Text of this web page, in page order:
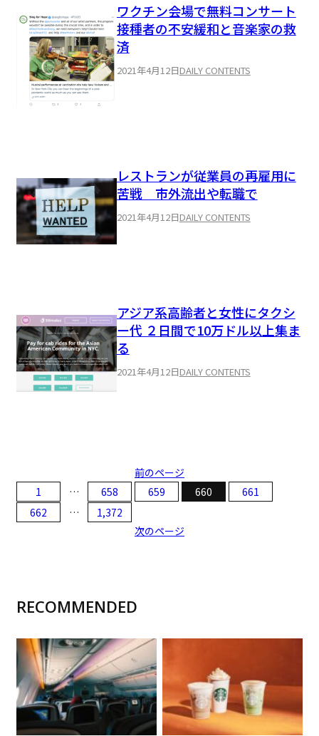
ワクチン会場で無料コンサート
接種者の不安緩和と音楽家の救
済
2021年4月12日DAILY CONTENTS
レストランが従業員の再雇用に
苦戦 市外流出や転職で
2021年4月12日DAILY CONTENTS
アジア系高齢者と女性にタクシ
ー代 ２日間で10万ドル以上集ま
る
2021年4月12日DAILY CONTENTS
前のページ
1
… 658 659 660
661
662
…
1,372
次のページ
RECOMMENDED